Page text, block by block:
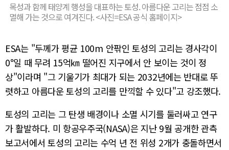
목성과 함께 태양계 행성을 대표하는 토성. 아름다운 고리는 점점 소
멸해 가는 것으로 여겨진다. <사진=ESA 공식 홈페이지>
ESA는 "두께가 평균 100m 안팎인 토성의 고리는 경사각이
0°일 때 무려 15억㎞ 떨어진 지구에서 안 보이는 것이 정
상"이라며 "그 기울기가 최대가 되는 2032년에는 반대로 뚜
렷하고 아름다운 토성의 고리를 만끽할 수 있다"고 강조했다.
토성의 고리는 그 탄생 배경이나 소멸 시기를 둘러싸고 연구
가 활발하다. 미 항공우주국(NASA)은 지난 9월 공개한 관측
보고서에서 토성의 고리는 수억 년 전 위성 2개가 충돌하면서